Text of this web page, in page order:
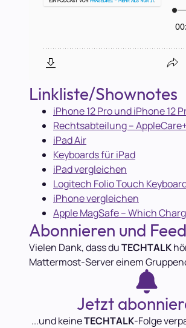
Linkliste/Shownotes
iPhone 12 Pro und iPhone 12
Rechtsabteilung –
iPad Air
Keyboards für iPad
iPad vergleichen
Logitech Folio Touch
iPhone vergleichen
Apple MagSafe – Which
Abonnieren und
Vielen Dank, dass duTECHTALK
Mattermost-Server einem
Jetzt
...und keineTECHTALK-Folge